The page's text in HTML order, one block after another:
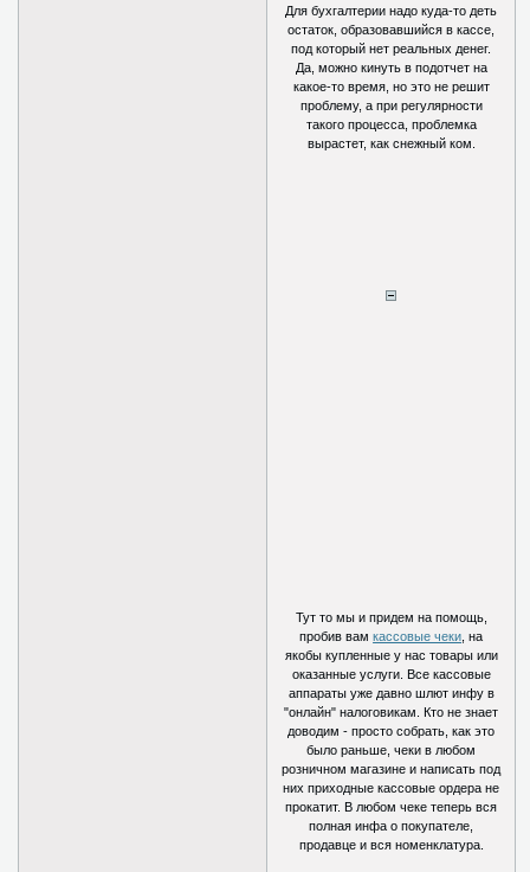
Для бухгалтерии надо куда-то деть
остаток, образовавшийся в кассе,
под который нет реальных денег.
Да, можно кинуть в подотчет на
какое-то время, но это не решит
проблему, а при регулярности
такого процесса, проблемка
вырастет, как снежный ком.
Тут то мы и придем на помощь,
пробив вамкассовые чеки , на
якобы купленные у нас товары или
оказанные услуги. Все кассовые
аппараты уже давно шлют инфу в
"онлайн" налоговикам. Кто не знает
доводим - просто собрать, как это
было раньше, чеки в любом
розничном магазине и написать под
них приходные кассовые ордера не
прокатит. В любом чеке теперь вся
полная инфа о покупателе,
продавце и вся номенклатура.